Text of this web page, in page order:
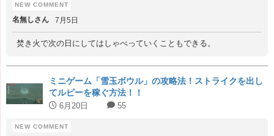
名無しさん 7月5日
焚き火で次の日にしてはしゃべっていくこともできる。
ミニゲーム「雪玉ボウル」の攻略法！ストライクを出し
てルピーを稼ぐ方法！！
6月20日 55